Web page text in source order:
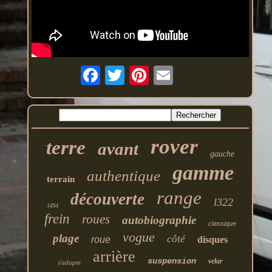
terre avant rover gauche
terrain authentique gamme
l494 découverte range l322
frein roues autobiographie classique
plage roue vogue côté disques
s'adapte arrière suspension velar